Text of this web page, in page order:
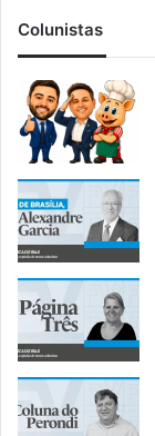
Colunistas